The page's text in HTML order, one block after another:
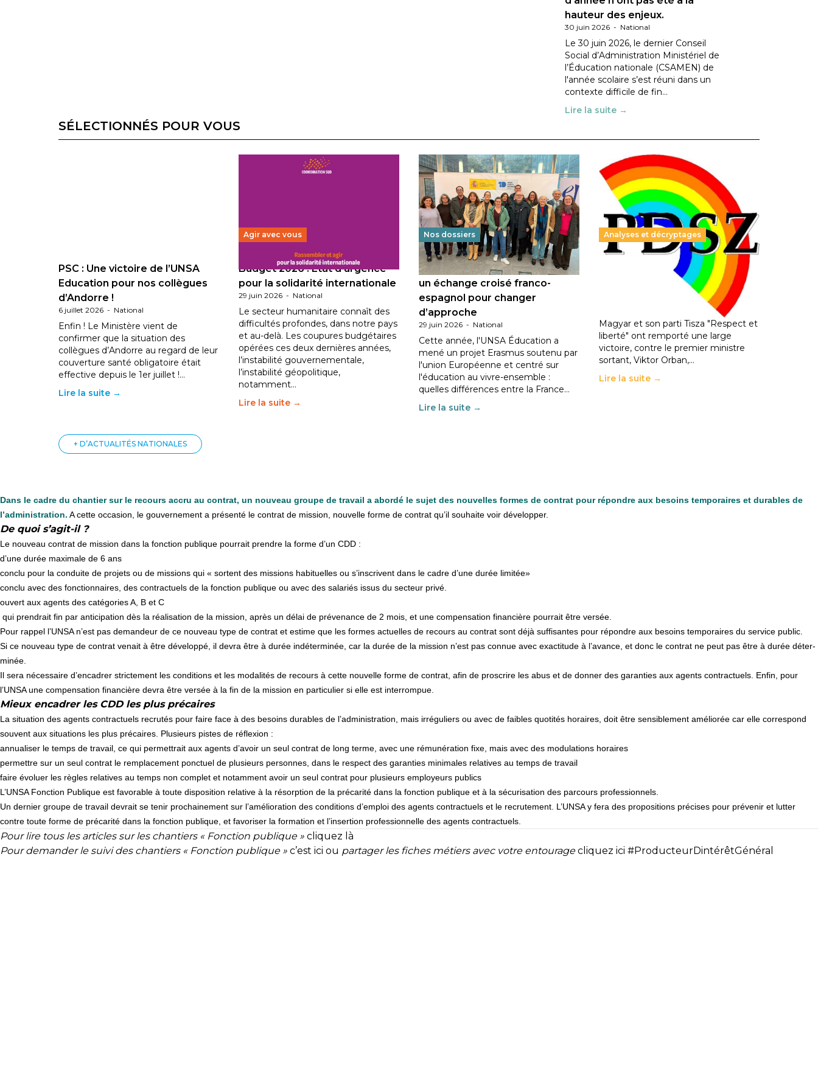
hauteur des enjeux.
30 juin 2026 - National
Le 30 juin 2026, le dernier Conseil
Social d’Administration Ministériel de
l’Éducation nationale (CSAMEN) de
l'année scolaire s’est réuni dans un
contexte difficile de fin…
Lire la suite →
SÉLECTIONNÉS POUR VOUS
PSC : Une victoire de l’UNSA
Education pour nos collègues
d’Andorre !
6 juillet 2026 - National
Enfin ! Le Ministère vient de
confirmer que la situation des
collègues d’Andorre au regard de leur
couverture santé obligatoire était
effective depuis le 1er juillet !…
Lire la suite →
Agir avec vous
Budget 2026 : État d’urgence
pour la solidarité internationale
29 juin 2026 - National
Le secteur humanitaire connaît des
difficultés profondes, dans notre pays
et au-delà. Les coupures budgétaires
opérées ces deux dernières années,
l’instabilité gouvernementale,
l’instabilité géopolitique,
notamment…
Lire la suite →
Nos dossiers
Éducation au vivre-ensemble :
un échange croisé franco-
espagnol pour changer
d’approche
29 juin 2026 - National
Cette année, l'UNSA Éducation a
mené un projet Erasmus soutenu par
l'union Européenne et centré sur
l'éducation au vivre-ensemble :
quelles différences entre la France…
Lire la suite →
Analyses et décryptages
Hongrie : du changement pour
les politiques éducatives, aussi !
En Hongrie, le conservateur Peter
Magyar et son parti Tisza "Respect et
liberté" ont remporté une large
victoire, contre le premier ministre
sortant, Viktor Orban,…
Lire la suite →
+ D’ACTUALITÉS NATIONALES
Dans le cadre du chantier sur le recours accru au contrat, un nouveau groupe de travail a abordé le sujet des nouvelles formes de contrat pour répondre aux besoins temporaires et durables de
l’administration. A cette occasion, le gouvernement a présenté le contrat de mission, nouvelle forme de contrat qu’il souhaite voir développer.
De quois’agit-il ?
Le nou­veau contrat de mis­sion dans la fonc­tion publi­que pour­rait pren­dre la forme d’un CDD :
d’une durée maximale de 6 ans
conclu pour la conduite de projets ou de missions qui « sortent des missions habituelles ou s’inscrivent dans le cadre d’une durée limitée»
conclu avec des fonctionnaires, des contractuels de la fonction publique ou avec des salariés issus du secteur privé.
ouvert aux agents des catégories A, B et C
qui prendrait fin par anticipation dès la réalisation de la mission, après un délai de prévenance de 2 mois, et une compensation financière pourrait être versée.
Pour rappel l’UNSA n’est pas demandeur de ce nouveau type de contrat et estime que les formes actuelles de recours au contrat sont déjà suffisantes pour répondre aux besoins temporaires du service public.
Si ce nou­veau type de contrat venait à être développé, il devra être à durée indé­ter­mi­née, car la durée de la mis­sion n’est pas connue avec exac­ti­tude à l’avance, et donc le contrat ne peut pas être à durée déter­
mi­née.
Il sera néces­saire d’enca­drer stric­te­ment les condi­tions et les moda­li­tés de recours à cette nou­velle forme de contrat, afin de pros­crire les abus et de donner des garan­ties aux agents contrac­tuels. Enfin, pour
l’UNSA une com­pen­sa­tion finan­cière devra être versée à la fin de la mis­sion en par­ti­cu­lier si elle est inter­rom­pue.
Mieux enca­drer les CDD les plus pré­cai­res
La situa­tion des agents contrac­tuels recru­tés pour faire face à des besoins dura­bles de l’admi­nis­tra­tion, mais irré­gu­liers ou avec de fai­bles quo­ti­tés horai­res, doit être sen­si­ble­ment amé­lio­rée car elle cor­res­pond
sou­vent aux situa­tions les plus pré­cai­res. Plusieurs pistes de réflexion :
annualiser le temps de travail, ce qui permettrait aux agents d’avoir un seul contrat de long terme, avec une rémunération fixe, mais avec des modulations horaires
permettre sur un seul contrat le remplacement ponctuel de plusieurs personnes, dans le respect des garanties minimales relatives au temps de travail
faire évoluer les règles relatives au temps non complet et notamment avoir un seul contrat pour plusieurs employeurs publics
L’UNSA Fonction Publique est favo­ra­ble à toute dis­po­si­tion rela­tive à la résorp­tion de la pré­ca­rité dans la fonc­tion publi­que et à la sécu­ri­sa­tion des par­cours pro­fes­sion­nels.
Un der­nier groupe de tra­vail devrait se tenir pro­chai­ne­ment sur l’amé­lio­ra­tion des condi­tions d’emploi des agents contrac­tuels et le recru­te­ment. L’UNSA y fera des pro­po­si­tions pré­ci­ses pour pré­ve­nir et lutter
contre toute forme de pré­ca­rité dans la fonc­tion publi­que, et favo­ri­ser la for­ma­tion et l’inser­tion pro­fes­sion­nelle des agents contrac­tuels.
Pour lire tous les articles sur les chantiers « Fonction publique » cliquez là
Pour demander le suivi des chantiers « Fonction publique » c’est ici ou partager les fiches métiers avec votre entourage cliquez ici #ProducteurDintérêtGénéral